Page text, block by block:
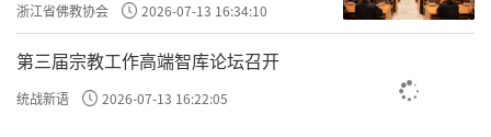
通辽市佛教协会与晋城市佛教协会开展学习交流
浙江省佛教协会 2026-07-13 16:34:10
第三届宗教工作高端智库论坛召开
统战新语 2026-07-13 16:22:05